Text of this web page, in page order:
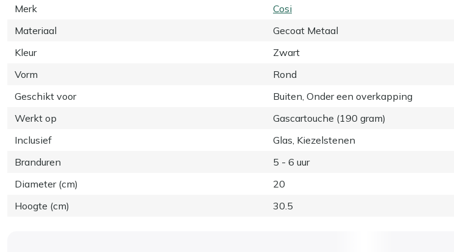
Merk
Cosi
Materiaal
Gecoat Metaal
Kleur
Zwart
Vorm
Rond
Geschikt voor
Buiten, Onder een overkapping
Werkt op
Gascartouche (190 gram)
Inclusief
Glas, Kiezelstenen
Branduren
5 - 6 uur
Diameter (cm)
20
Hoogte (cm)
30.5